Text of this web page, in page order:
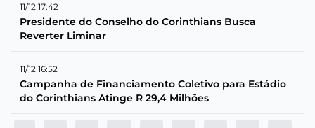
11/12 17:42
Presidente do Conselho do Corinthians Busca
Reverter Liminar
11/12 16:52
Campanha de Financiamento Coletivo para Estádio
do Corinthians Atinge R 29,4 Milhões